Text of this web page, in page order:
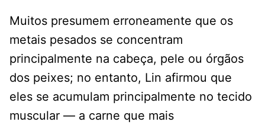
Muitos presumem erroneamente que os
metais pesados ​​se concentram
principalmente na cabeça, pele ou órgãos
dos peixes; no entanto, Lin afirmou que
eles se acumulam principalmente no tecido
muscular — a carne que mais